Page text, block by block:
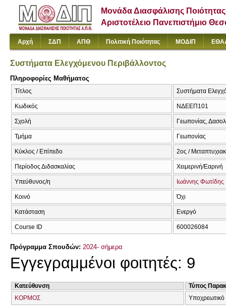
Μονάδα Διασφάλισης Ποιότητας
Αριστοτέλειο Πανεπιστήμιο
Αρχή ΣΔΠ ΑΠΘ Πολιτική Ποιότητας ΜΟΔΙΠ
Συστήματα Ελεγχόμενου Περιβάλλοντος
Πληροφορίες Μαθήματος
Τίτλος Συστήματα
Κωδικός ΝΔΕΕΠ101
Σχολή Γεωπονίας,
Τμήμα Γεωπονίας
Κύκλος / Επίπεδο 2ος /
Περίοδος Διδασκαλίας Χειμερινή/Εαρινή
Υπεύθυνος/η Ιωάννης Φωτίδης
Κοινό Όχι
Κατάσταση Ενεργό
Course ID 600026084
Πρόγραμμα Σπουδών: 2024- σήμερα
Εγγεγραμμένοι φοιτητές: 9
Κατεύθυνση
Τύπος
ΚΟΡΜΟΣ
Υποχρεωτικό